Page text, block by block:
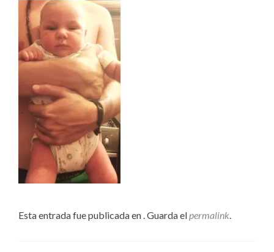
Esta entrada fue publicada en . Guarda elpermalink.